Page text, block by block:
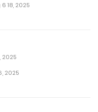
18, 2025
2025
2025